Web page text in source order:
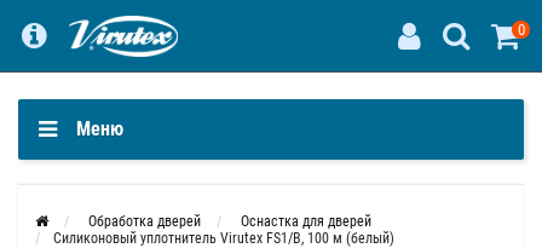
0
Меню
Обработка дверей
Оснастка для дверей
Силиконовый уплотнитель Virutex FS1/B, 100 м (белый)